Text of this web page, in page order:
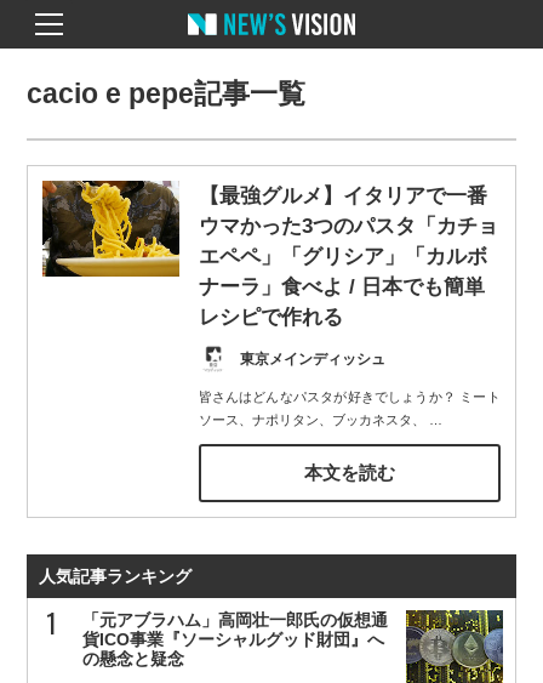
cacio e pepe記事一覧
【最強グルメ】イタリアで一番
ウマかった3つのパスタ「カチョ
エペペ」「グリシア」「カルボ
ナーラ」食べよ / 日本でも簡単
レシピで作れる
東京メインディッシュ
皆さんはどんなパスタが好きでしょうか？ ミート
ソース、ナポリタン、ブッカネスタ、
本文を読む
人気記事ランキング
「元アブラハム」高岡壮一郎氏の仮想通
貨ICO事業『ソーシャルグッド財団』へ
の懸念と疑念